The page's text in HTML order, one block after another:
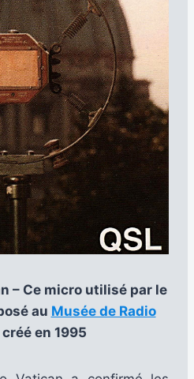
– Ce micro utilisé par le
au Musée de Radio
créé en 1995